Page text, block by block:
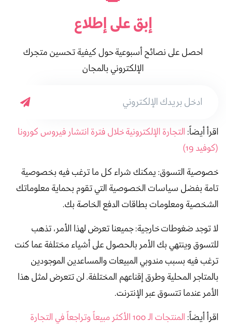
إبق علىإطلاع
احصل على نصائح أسبوعية حول كيفية تحسين متجرك
الإلكتروني بالمجان
اقرأ أيضاً: التجارة الإلكترونية خلال فترة انتشار فيروس كورونا
(كوفيد 19)
خصوصية التسوق: يمكنك شراء كل ما ترغب فيه بخصوصية
تامة بفضل سياسات الخصوصية التي تقوم بحماية معلوماتك
الشخصية ومعلومات بطاقات الدفع الخاصة بك.
لا توجد ضغوطات خارجية: جميعنا تعرض لهذا الأمر، تذهب
للتسوق وينتهي بك الأمر بالحصول على أشياء مختلفة عما كنت
ترغب فيه بسبب مندوبي المبيعات والمساعدين الموجودين
بالمتاجر المحلية وطرق إقناعهم المختلفة. لن تتعرض لمثل هذا
الأمر عندما تتسوق عبر الإنترنت.
اقرأ أيضاً:
المنتجات الـ 100 الأكثر مبيعاً وتراجعاً في التجارة